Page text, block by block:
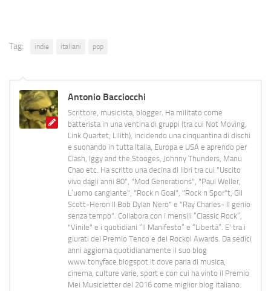
Tag: indie italiani pop
Antonio Bacciocchi
Scrittore, musicista, blogger. Ha militato come
batterista in una ventina di gruppi (tra cui Not Moving,
Link Quartet, Lilith), incidendo una cinquantina di dischi
e suonando in tutta Italia, Europa e USA e aprendo per
Clash, Iggy and the Stooges, Johnny Thunders, Manu
Chao etc. Ha scritto una decina di libri tra cui "Uscito
vivo dagli anni 80", "Mod Generations", "Paul Weller,
L’uomo cangiante", "Rock n Goal", "Rock n Spor"t, Gil
Scott-Heron Il Bob Dylan Nero" e "Ray Charles- Il genio
senza tempo". Collabora con i mensili “Classic Rock”,
"Vinile" e i quotidiani “Il Manifesto” e “Libertà”. E' tra i
giurati del Premio Tenco e del Rockol Awards. Da sedici
anni aggiorna quotidianamente il suo blog
www.tonyface.blogspot.it dove parla di musica,
cinema, culture varie, sport e con cui ha vinto il Premio
Mei Musicletter del 2016 come miglior blog italiano.